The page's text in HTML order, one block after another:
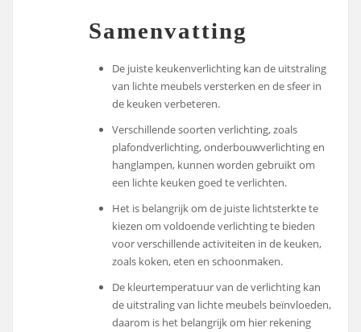
Samenvatting
De juiste keukenverlichting kan de uitstraling
van lichte meubels versterken en de sfeer in
de keuken verbeteren.
Verschillende soorten verlichting, zoals
plafondverlichting, onderbouwverlichting en
hanglampen, kunnen worden gebruikt om
een lichte keuken goed te verlichten.
Het is belangrijk om de juiste lichtsterkte te
kiezen om voldoende verlichting te bieden
voor verschillende activiteiten in de keuken,
zoals koken, eten en schoonmaken.
De kleurtemperatuur van de verlichting kan
de uitstraling van lichte meubels beïnvloeden,
daarom is het belangrijk om hier rekening